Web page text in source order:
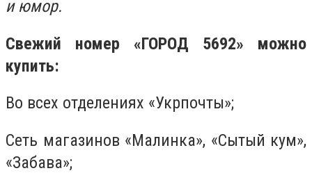
и юмор.
Свежий номер «ГОРОД 5692» можно
купить:
Во всех отделениях «Укрпочты»;
Сеть магазинов «Малинка», «Сытый кум»,
«Забава»;